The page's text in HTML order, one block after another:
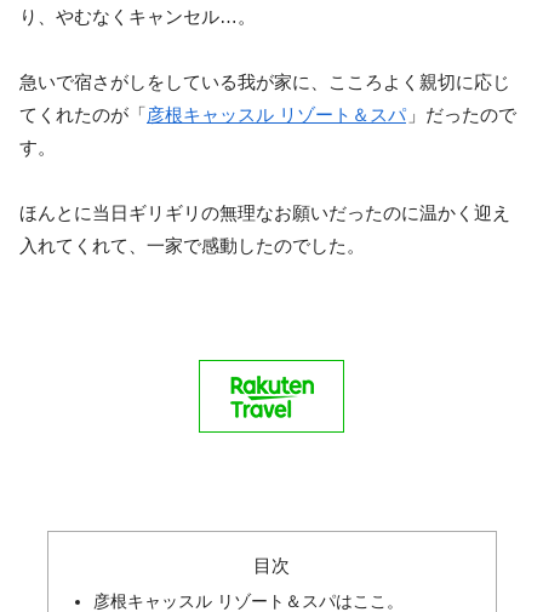
り、やむなくキャンセル…。
急いで宿さがしをしている我が家に、こころよく親切に応じ
てくれたのが「彦根キャッスル リゾート＆スパ 」だったので
す。
ほんとに当日ギリギリの無理なお願いだったのに温かく迎え
入れてくれて、一家で感動したのでした。
目次
彦根キャッスル リゾート＆スパはここ。